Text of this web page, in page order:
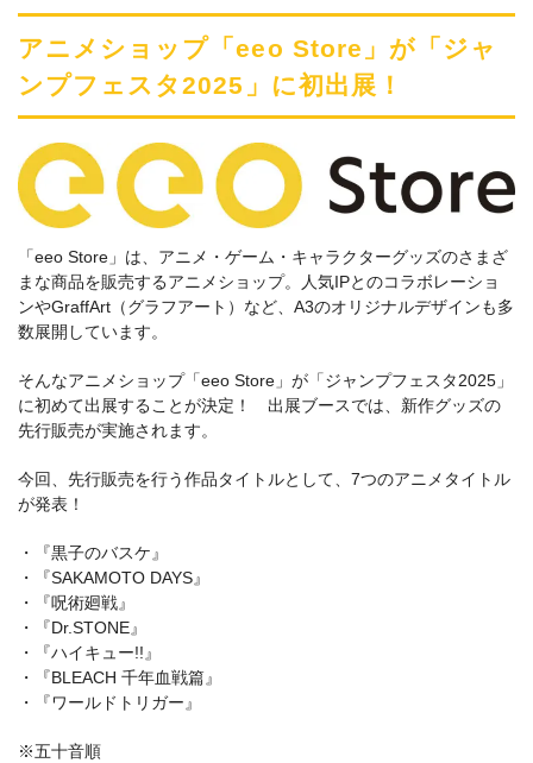
アニメショップ「eeo Store」が「ジャ
ンプフェスタ2025」に初出展！
「eeo Store」は、アニメ・ゲーム・キャラクターグッズのさまざ
まな商品を販売するアニメショップ。人気IPとのコラボレーショ
ンやGraffArt（グラフアート）など、A3のオリジナルデザインも多
数展開しています。
そんなアニメショップ「eeo Store」が「ジャンプフェスタ2025」
に初めて出展することが決定！ 出展ブースでは、新作グッズの
先行販売が実施されます。
今回、先行販売を行う作品タイトルとして、7つのアニメタイトル
が発表！
・『黒子のバスケ』
・『SAKAMOTO DAYS』
・『呪術廻戦』
・『Dr.STONE』
・『ハイキュー!!』
・『BLEACH 千年血戦篇』
・『ワールドトリガー』
※五十音順